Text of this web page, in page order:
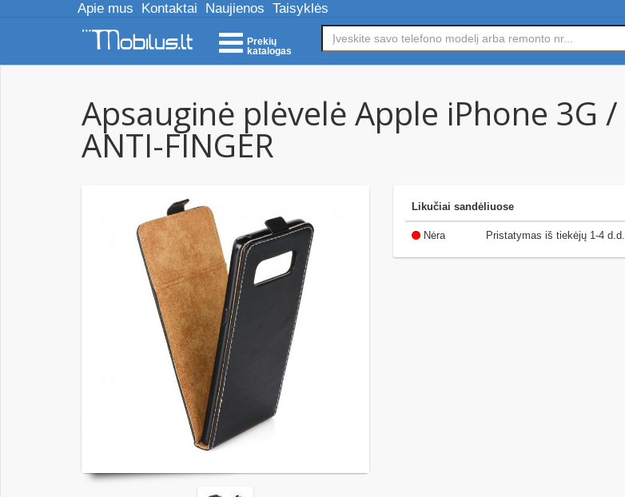
Apie mus Kontaktai Naujienos Taisyklės
Prekių
katalogas
Apsauginė plėvelė Apple iPhone 3G
ANTI-FINGER
Likučiai sandėliuose
Nėra Pristatymas iš tiekėjų 1-4 d.d.